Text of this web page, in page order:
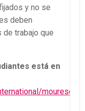
y no se
deben
trabajo que
está en